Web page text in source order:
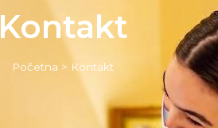
Kontakt
Početna > Kontakt